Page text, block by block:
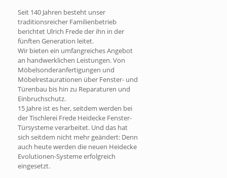
Seit 140 Jahren besteht unser
traditionsreicher Familienbetrieb
berichtet Ulrich Frede der ihn in der
fünften Generation leitet.
Wir bieten ein umfangreiches Angebot
an handwerklichen Leistungen. Von
Möbelsonderanfertigungen und
Möbelrestaurationen über Fenster- und
Türenbau bis hin zu Reparaturen und
Einbruchschutz.
15 Jahre ist es her, seitdem werden bei
der Tischlerei Frede Heidecke Fenster-
Türsysteme verarbeitet. Und das hat
sich seitdem nicht mehr geändert: Denn
auch heute werden die neuen Heidecke
Evolutionen-Systeme erfolgreich
eingesetzt.